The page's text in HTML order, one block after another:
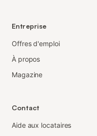
Entreprise
Offres d'emploi
À propos
Magazine
Contact
Aide aux locataires